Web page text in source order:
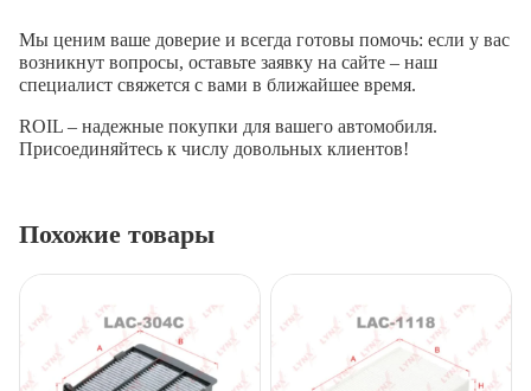
Мы ценим ваше доверие и всегда готовы помочь: если у вас
возникнут вопросы, оставьте заявку на сайте – наш
специалист свяжется с вами в ближайшее время.
ROIL – надежные покупки для вашего автомобиля.
Присоединяйтесь к числу довольных клиентов!
Похожие товары